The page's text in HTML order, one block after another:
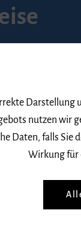
betragen
und
gegen Vorlage
6 € für
zur Förderung
e. V.
mit
Merkzeichen
Darstellung
nutzen wir
Daten, falls Sie
Wirkung für